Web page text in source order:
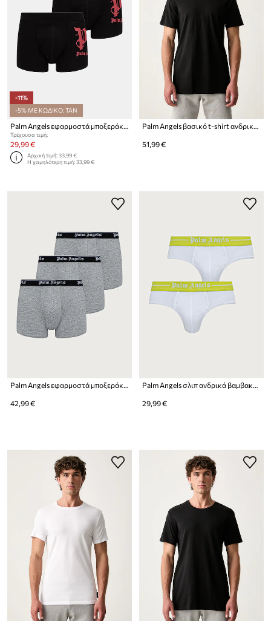
-11%
-5% ΜΕ ΚΩΔΙΚΟ: TAN
Palm Angels εφαρμοστά μποξεράκια ανδρικά με βαμβάκι 2-pack
Τρέχουσα τιμή:
29,99 €
Αρχική τιμή:33,99 €
Η χαμηλότερη τιμή:33,99 €
Palm Angels βασικό t-shirt ανδρικό 3-pack
51,99 €
42,99 € 29,99 €